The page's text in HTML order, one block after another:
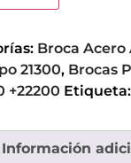
Broca
21300, Brocas
+22200 Etiqueta:
Información